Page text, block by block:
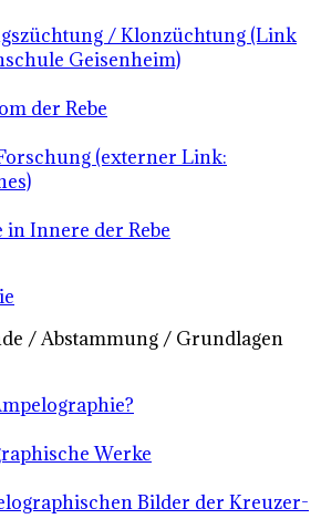
/ Klonzüchtung (Link
Geisenheim)
der Rebe
(externer Link:
in Innere der Rebe
/ Abstammung / Grundlagen
Werke
Bilder der Kreuzer-